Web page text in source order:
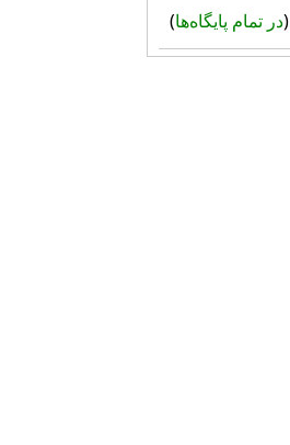
(در تمام پایگاه‌ها)